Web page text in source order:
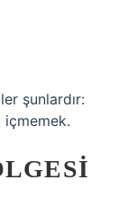
şunlardır: